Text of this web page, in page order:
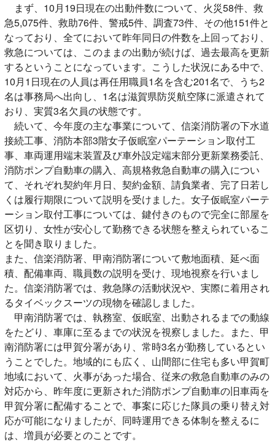
まず、10月19日現在の出動件数について、火災58件、救
急5,075件、救助76件、警戒5件、調査73件、その他151件と
なっており、全てにおいて昨年同日の件数を上回っており、
救急については、このままの出動が続けば、過去最高を更新
するということになっています。こうした状況にある中で、
10月1日現在の人員は再任用職員1名を含む201名で、うち2
名は事務局へ出向し、1名は滋賀県防災航空隊に派遣されて
おり、実質3名欠員の状態です。
続いて、今年度の主な事業について、信楽消防署の下水道
接続工事、消防本部3階女子仮眠室パーテーション取付工
事、車両運用端末装置及び車外設定端末部分更新業務委託、
消防ポンプ自動車の購入、高規格救急自動車の購入につい
て、それぞれ契約年月日、契約金額、請負業者、完了日若し
くは履行期限について説明を受けました。女子仮眠室パーテ
ーション取付工事については、鍵付きのもので完全に部屋を
区切り、女性が安心して勤務できる状態を整えられているこ
とを聞き取りました。
また、信楽消防署、甲南消防署について敷地面積、延べ面
積、配備車両、職員数の説明を受け、現地視察を行いまし
た。信楽消防署では、救急隊の活動状況や、実際に着用され
るタイベックスーツの現物を確認しました。
甲南消防署では、執務室、仮眠室、出動されるまでの動線
をたどり、車庫に至るまでの状況を視察しました。また、甲
南消防署には甲賀分署があり、常時3名が勤務しているとい
うことでした。地域的にも広く、山間部に住宅も多い甲賀町
地域において、火事があった場合、従来の救急自動車のみの
対応から、昨年度に更新された消防ポンプ自動車の旧車両を
甲賀分署に配備することで、事案に応じた隊員の乗り替え対
応が可能になりましたが、同時運用できる体制を整えるに
は、増員が必要とのことです。